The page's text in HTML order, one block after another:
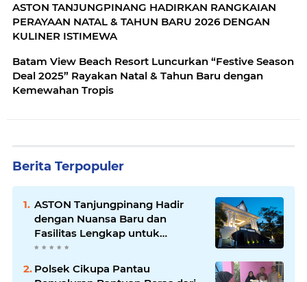
ASTON TANJUNGPINANG HADIRKAN RANGKAIAN
PERAYAAN NATAL & TAHUN BARU 2026 DENGAN
KULINER ISTIMEWA
Batam View Beach Resort Luncurkan “Festive Season
Deal 2025” Rayakan Natal & Tahun Baru dengan
Kemewahan Tropis
Berita Terpopuler
ASTON Tanjungpinang Hadir
dengan Nuansa Baru dan
Fasilitas Lengkap untuk
Kenyamanan Tamu
Polsek Cikupa Pantau